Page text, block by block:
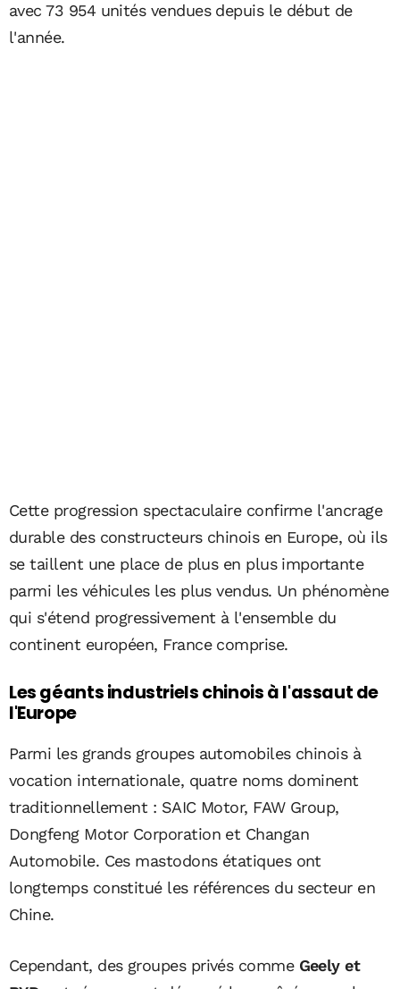
avec 73 954 unités vendues depuis le début de
l'année.
Cette progression spectaculaire confirme l'ancrage
durable des constructeurs chinois en Europe, où ils
se taillent une place de plus en plus importante
parmi les véhicules les plus vendus. Un phénomène
qui s'étend progressivement à l'ensemble du
continent européen, France comprise.
Les géants industriels chinois à l'assaut de
l'Europe
Parmi les grands groupes automobiles chinois à
vocation internationale, quatre noms dominent
traditionnellement : SAIC Motor, FAW Group,
Dongfeng Motor Corporation et Changan
Automobile. Ces mastodons étatiques ont
longtemps constitué les références du secteur en
Chine.
Cependant, des groupes privés comme Geely et